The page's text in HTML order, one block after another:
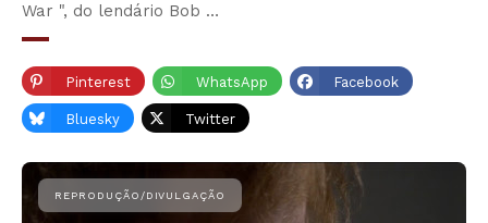
War ", do lendário Bob …
Pinterest WhatsApp Facebook
Bluesky Twitter